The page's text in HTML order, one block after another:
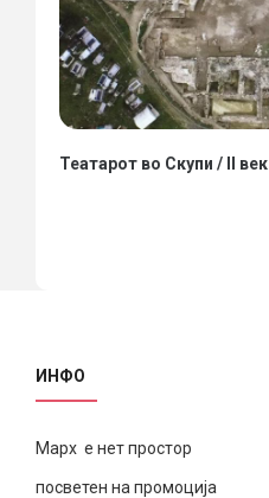
Театарот во Скупи / II век
ИНФО
Марх е нет простор
посветен на промоција